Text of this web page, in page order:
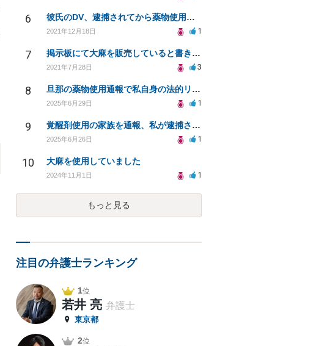
6 彼氏のDV、逮捕されてから薬物使用発覚
2021年12月18日 1
7 掲示板にて大麻を販売していると書き込んでしまいました。どうすればよいでしょうか。
2021年7月28日 3
8 旦那の薬物使用通報で私自身の法的リスクは？弁護士相談の必要性
2025年6月29日 1
9 覚醒剤使用の家族を通報、私が逮捕される可能性は？
2025年6月26日 1
10 大麻を使用していました
2024年11月1日 1
もっと見る
注目の弁護士ランキング
1位
若井 亮 弁護士
東京都
2位